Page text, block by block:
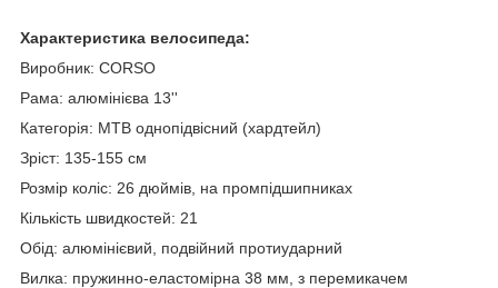
Характеристика велосипеда:
Виробник: CORSO
Рама: алюмінієва 13''
Категорія: MTB однопідвісний (хардтейл)
Зріст: 135-155 см
Розмір коліс: 26 дюймів, на промпідшипниках
Кількість швидкостей: 21
Обід: алюмінієвий, подвійний протиударний
Вилка: пружинно-еластомірна 38 мм, з перемикачем